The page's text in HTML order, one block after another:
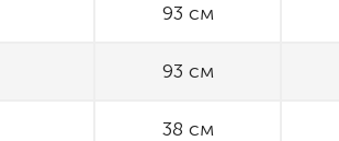
93 см
93 см
38 см